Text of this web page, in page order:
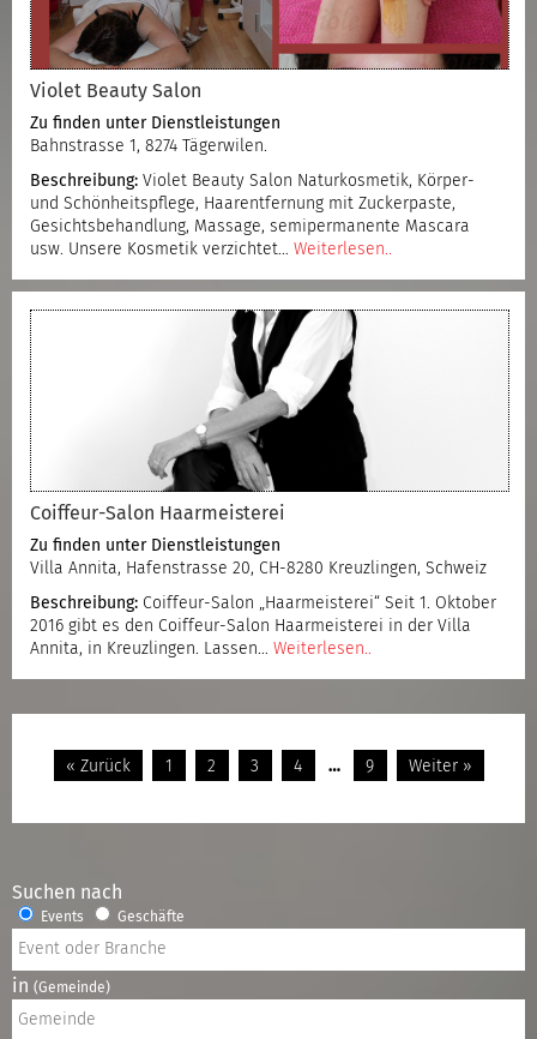
Violet Beauty Salon
Zu finden unter Dienstleistungen
Bahnstrasse 1, 8274 Tägerwilen.
Beschreibung: Violet Beauty Salon Naturkosmetik, Körper-
und Schönheitspflege, Haarentfernung mit Zuckerpaste,
Gesichtsbehandlung, Massage, semipermanente Mascara
usw. Unsere Kosmetik verzichtet… Weiterlesen..
Coiffeur-Salon Haarmeisterei
Zu finden unter Dienstleistungen
Villa Annita, Hafenstrasse 20, CH-8280 Kreuzlingen, Schweiz
Beschreibung: Coiffeur-Salon „Haarmeisterei“ Seit 1. Oktober
2016 gibt es den Coiffeur-Salon Haarmeisterei in der Villa
Annita, in Kreuzlingen. Lassen… Weiterlesen..
« Zurück 1 2 3 4 … 9 Weiter »
Suchen nach
Events Geschäfte
in (Gemeinde)